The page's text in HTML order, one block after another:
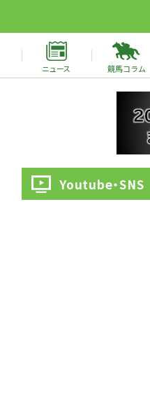
ニュース 競馬コラム
Youtube・SNS